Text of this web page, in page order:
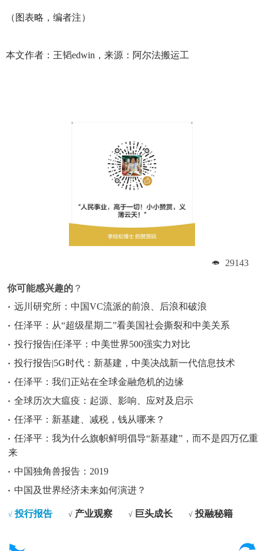
（图表略，编者注）
本文作者：王韬edwin，来源：阿尔法搬运工
29143
你可能感兴趣的 ？
远川研究所：中国VC流派的前浪、后浪和破浪
任泽平：从“超级星期二”看美国社会撕裂和中美关系
投行报告|任泽平：中美世界500强实力对比
投行报告|5G时代：新基建，中美决战新一代信息技术
任泽平：我们正站在全球金融危机的边缘
全球历次大瘟疫：起源、影响、应对及启示
任泽平：新基建、减税，钱从哪来？
任泽平：我为什么旗帜鲜明倡导“新基建”，而不是四万亿重
来
中国独角兽报告：2019
中国及世界经济未来如何演进？
√ 投行报告 √ 产业观察 √ 巨头成长 √ 投融秘籍